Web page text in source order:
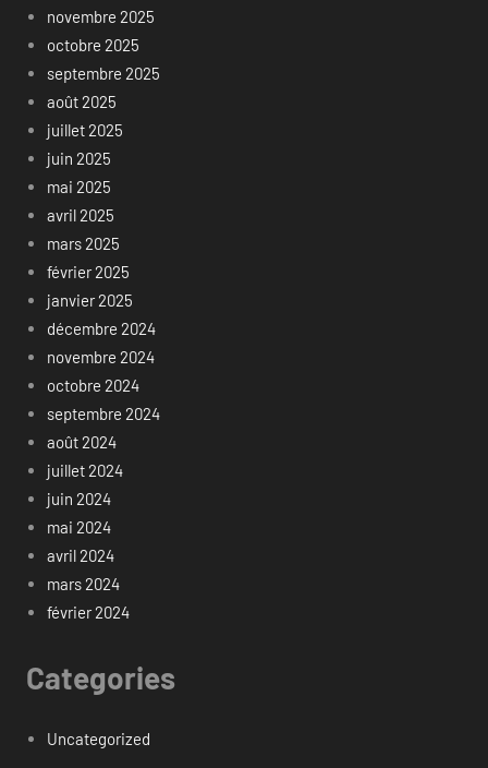
novembre 2025
octobre 2025
septembre 2025
août 2025
juillet 2025
juin 2025
mai 2025
avril 2025
mars 2025
février 2025
janvier 2025
décembre 2024
novembre 2024
octobre 2024
septembre 2024
août 2024
juillet 2024
juin 2024
mai 2024
avril 2024
mars 2024
février 2024
Categories
Uncategorized